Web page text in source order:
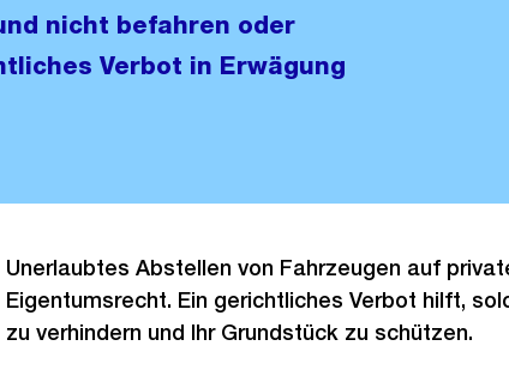
nicht befahren oder
Verbot in Erwägung
Unerlaubtes Abstellen von Fahrzeugen auf
Eigentumsrecht. Ein gerichtliches Verbot hilft,
zu verhindern und Ihr Grundstück zu schützen.